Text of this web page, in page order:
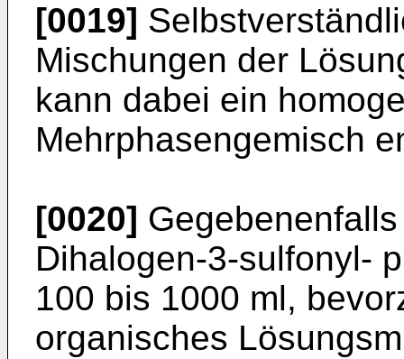
[0019]
Mischungen der
kann dabei ein
Mehrphasengemisch
[0020]
Dihalogen-3-sulfonyl-
100 bis 1000 ml,
organisches